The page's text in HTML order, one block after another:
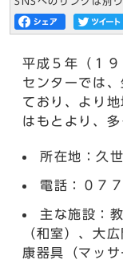
平成５年（１
センターでは
ており、より
はもとより、
所在地：久
電話：０７
主な施設：
（和室）、大
康器具（マッ